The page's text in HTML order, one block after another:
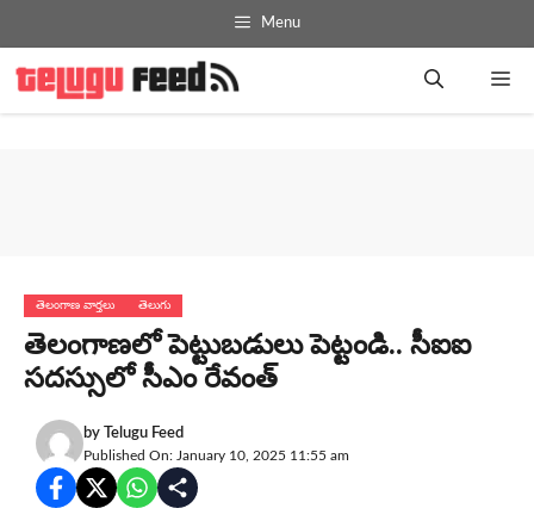
Menu
తెలంగాణ వార్తలు తెలుగు
తెలంగాణ‌లో పెట్టుబ‌డులు పెట్టండి.. సీఐఐ
స‌ద‌స్సులో సీఎం రేవంత్‌
by Telugu Feed
Published On: January 10, 2025 11:55 am